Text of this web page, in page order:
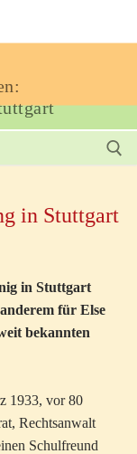
in Stuttgart
in Stuttgart
für Else
bekannten
1933, vor 80
Rechtsanwalt
Schulfreund